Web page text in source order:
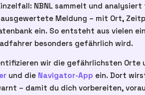
NBNL sammelt und
Meldung – mit Ort,
ein. So entsteht aus vielen
besonders gefährlich wird.
wir die gefährlichsten
und die Navigator-App ein. Dort
– damit du dich vorbereiten,